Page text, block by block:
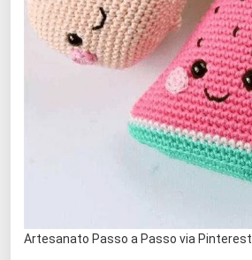
Artesanato Passo a Passo via Pinterest